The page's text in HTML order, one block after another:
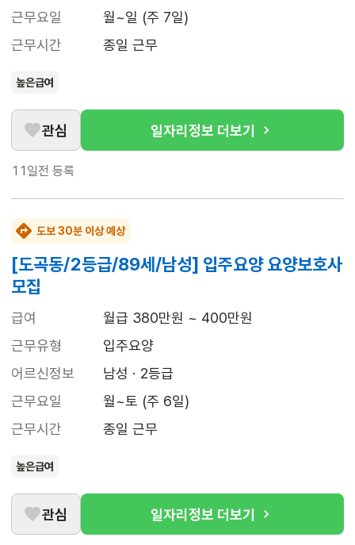
근무요일
월~일 (주 7일)
근무시간
종일 근무
높은급여
관심 일자리정보 더보기
11일전 등록
도보 30분 이상 예상
[도곡동/2등급/89세/남성] 입주요양 요양보호사
모집
급여
월급 380만원 ~ 400만원
근무유형
입주요양
어르신정보
남성 · 2등급
근무요일
월~토 (주 6일)
근무시간
종일 근무
높은급여
관심 일자리정보 더보기